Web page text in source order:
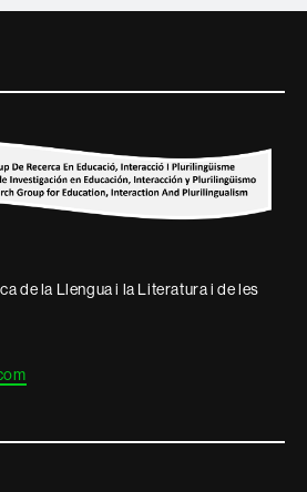
de la Llengua i la Literatura i de les